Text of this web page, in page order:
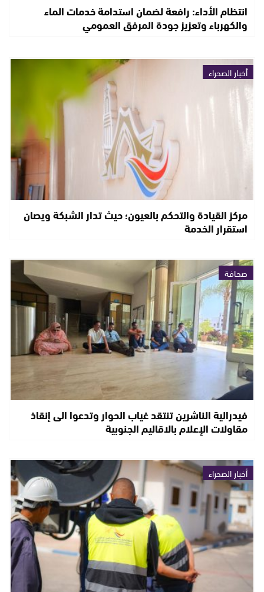
انتظام الأداء: رافعة لضمان استدامة خدمات الماء
والكهرباء وتعزيز جودة المرفق العمومي
أخبار الصحراء
مركز القيادة والتحكم بالعيون؛ حيث تدار الشبكة ويصان
استقرار الخدمة
صحافة
فيدرالية الناشرين تنتقد غياب الحوار وتدعوا الى إنقاذ
مقاولات الإعلام بالاقاليم الجنوبية
أخبار الصحراء